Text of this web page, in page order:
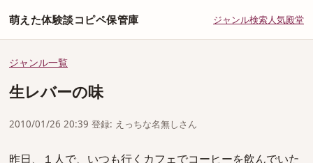
萌えた体験談コピペ保管庫 ジャンル検索人気殿堂
ジャンル一覧
生レバーの味
2010/01/26 20:39 登録: えっちな名無しさん
昨日、１人で、いつも行くカフェでコーヒーを飲んでいた